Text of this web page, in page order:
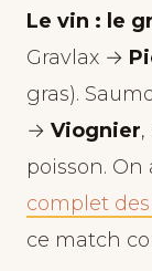
Le vin : le
Gravlax →
gras).
→ Viognier
poisson. On
complet
ce match